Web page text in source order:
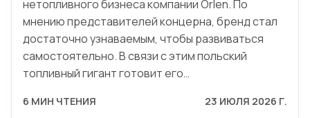
нетопливного бизнеса компании Orlen. По
мнению представителей концерна, бренд стал
достаточно узнаваемым, чтобы развиваться
самостоятельно. В связи с этим польский
топливный гигант готовит его…
6 МИН ЧТЕНИЯ 23 ИЮЛЯ 2026 Г.